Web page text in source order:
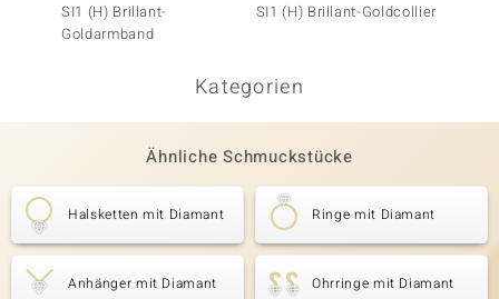
SI1 (H) Brillant-
Goldarmband
SI1 (H) Brillant-Goldcollier
Kategorien
Ähnliche Schmuckstücke
Halsketten mit Diamant Ringe mit Diamant
Anhänger mit Diamant Ohrringe mit Diamant